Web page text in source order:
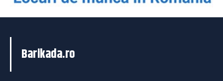
Barikada.ro